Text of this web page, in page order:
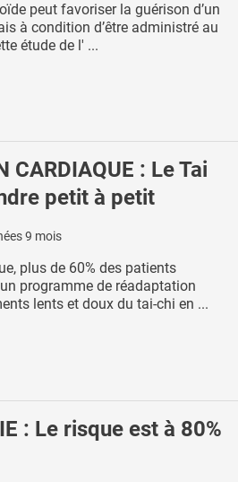
peut favoriser la guérison d’un
à condition d’être administré au
étude de l' ...
CARDIAQUE : Le Tai
petit à petit
9 mois
plus de 60% des patients
programme de réadaptation
lents et doux du tai-chi en ...
: Le risque est à 80%